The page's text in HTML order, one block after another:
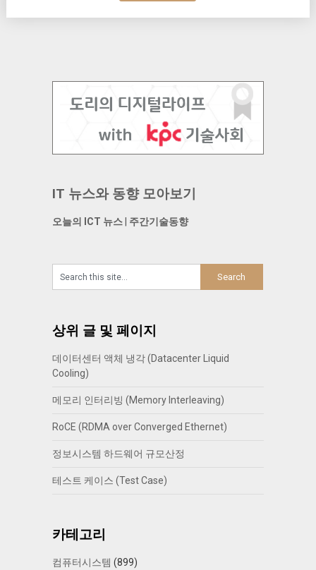
IT 뉴스와 동향 모아보기
오늘의 ICT 뉴스| 주간기술동향
상위 글 및 페이지
데이터센터 액체 냉각 (Datacenter Liquid
Cooling)
메모리 인터리빙 (Memory Interleaving)
RoCE (RDMA over Converged Ethernet)
정보시스템 하드웨어 규모산정
테스트 케이스 (Test Case)
카테고리
컴퓨터시스템 (899)